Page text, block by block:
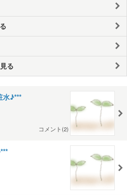
る
水♪***
コメント(2)